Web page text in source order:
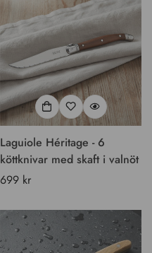
Laguiole Héritage - 6
köttknivar med skaft i valnöt
Vanligt
699 kr